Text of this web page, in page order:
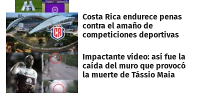
Costa Rica endurece penas
contra el amaño de
competiciones deportivas
Impactante vídeo: así fue la
caída del muro que provocó
la muerte de Tássio Maia